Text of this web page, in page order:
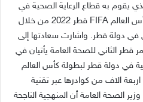
يقوم به قطاع الرعاية الصحية في
العالم
قطر
من خلال
في دولة قطر. واشارت سعادتها إلى
قطر الثاني للصحة العامة يأتيان في
في دولة قطر لبطولة كأس العالم
الاف من كوادرها عبر تقنية
الصحة العامة أن المنهجية الناجحة